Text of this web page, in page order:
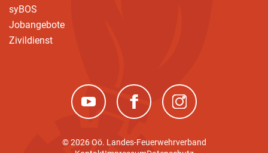
syBOS
Jobangebote
Zivildienst
(neues Fenster)(neues Fenster)(neues Fenster)
© 2026 Oö. Landes-Feuerwehrverband